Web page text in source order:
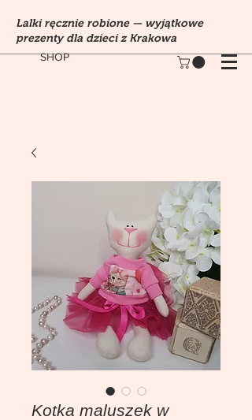
SHOP
Lalki ręcznie robione — wyjątkowe
prezenty dla dzieci z Krakowa
Kotka maluszek w